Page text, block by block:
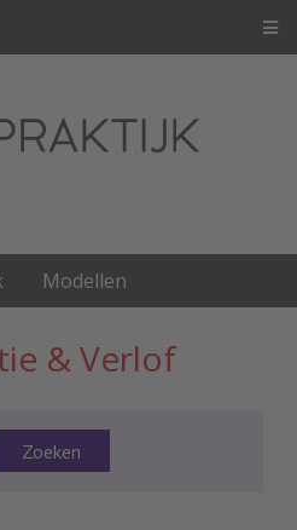
Modellen
& Verlof
Zoeken